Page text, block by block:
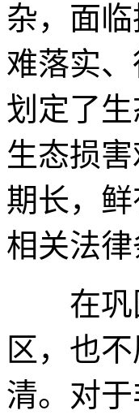
杂，面
难落实
划定了
生态损
期长，
相关法
在巩固
区，也
清。对